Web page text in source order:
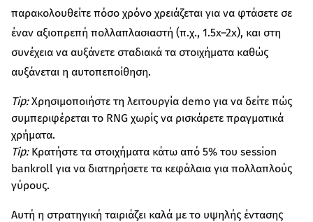
παρακολουθείτε πόσο χρόνο χρειάζεται για να φτάσετε σε
έναν αξιοπρεπή πολλαπλασιαστή (π.χ., 1.5x–2x), και στη
συνέχεια να αυξάνετε σταδιακά τα στοιχήματα καθώς
αυξάνεται η αυτοπεποίθηση.
Tip:Χρησιμοποιήστε τη λειτουργία demo για να δείτε πώς
συμπεριφέρεται το RNG χωρίς να ρισκάρετε πραγματικά
χρήματα.
Tip:Κρατήστε τα στοιχήματα κάτω από 5% του session
bankroll για να διατηρήσετε τα κεφάλαια για πολλαπλούς
γύρους.
Αυτή η στρατηγική ταιριάζει καλά με το υψηλής έντασης